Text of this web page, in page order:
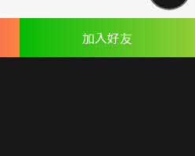
加入好友